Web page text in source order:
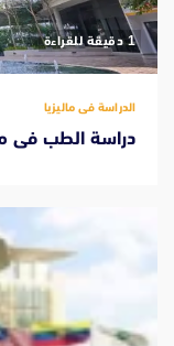
‫1 دقيقة للقراءة
الدراسة فى ماليزيا
دراسة الطب فى